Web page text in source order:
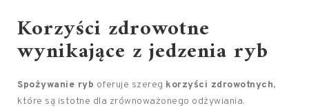
Korzyści zdrowotne
wynikające z jedzenia ryb
Spożywanie ryb oferuje szereg korzyści zdrowotnych,
które są istotne dla zrównoważonego odżywiania.